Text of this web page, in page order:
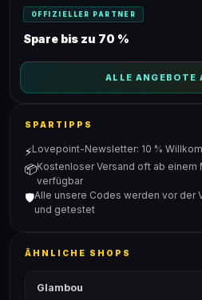
OFFIZIELLER PARTNER
Spare bis zu 70 %
ALLE ANGEBOTE
SPARTIPPS
⚡Lovepoint-Newsletter: 10 %
📦Kostenloser Versand oft ab
verfügbar
🛡️Alle unsere Codes werden vor der
und getestet
ÄHNLICHE SHOPS
Glambou